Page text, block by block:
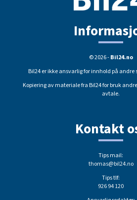
© 2026 -Bil24.no
Bil24 er ikke ansvarlig for innhold på andre
Kopiering av materiale fra Bil24 for bruk
avtale.
Kontakt
Tips mail:
thomas@bil24.no
Tips tlf:
926 94 120